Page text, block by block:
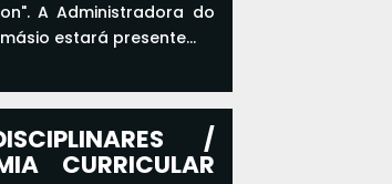
A Administradora do
estará presente...
/
CURRICULAR